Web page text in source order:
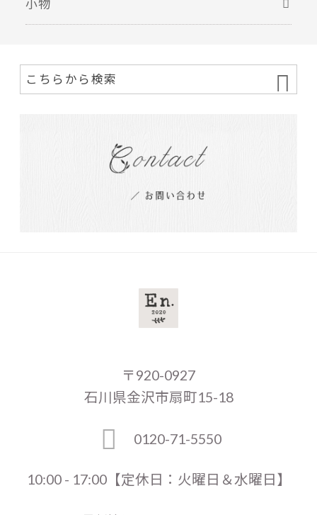
小物
〒920-0927
石川県金沢市扇町15-18
0120-71-5550
10:00 - 17:00【定休日：火曜日＆水曜日】